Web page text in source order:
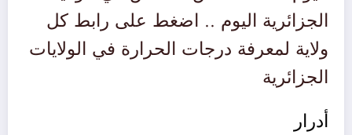
الجزائرية اليوم .. اضغط على رابط كل
ولاية لمعرفة درجات الحرارة في الولايات
الجزائرية
أدرار